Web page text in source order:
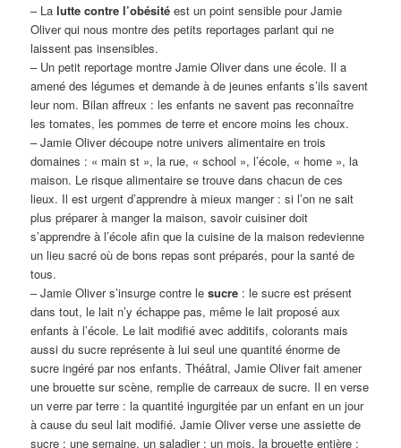
– Lalutte contre l’obésité est un point sensible pour Jamie
Oliver qui nous montre des petits reportages parlant qui ne
laissent pas insensibles.
– Un petit reportage montre Jamie Oliver dans une école. Il a
amené des légumes et demande à de jeunes enfants s’ils savent
leur nom. Bilan affreux : les enfants ne savent pas reconnaître
les tomates, les pommes de terre et encore moins les choux.
– Jamie Oliver découpe notre univers alimentaire en trois
domaines : « main st », la rue, « school », l’école, « home », la
maison. Le risque alimentaire se trouve dans chacun de ces
lieux. Il est urgent d’apprendre à mieux manger : si l’on ne sait
plus préparer à manger la maison, savoir cuisiner doit
s’apprendre à l’école afin que la cuisine de la maison redevienne
un lieu sacré où de bons repas sont préparés, pour la santé de
tous.
– Jamie Oliver s’insurge contre lesucre : le sucre est présent
dans tout, le lait n’y échappe pas, même le lait proposé aux
enfants à l’école. Le lait modifié avec additifs, colorants mais
aussi du sucre représente à lui seul une quantité énorme de
sucre ingéré par nos enfants. Théâtral, Jamie Oliver fait amener
une brouette sur scène, remplie de carreaux de sucre. Il en verse
un verre par terre : la quantité ingurgitée par un enfant en un jour
à cause du seul lait modifié. Jamie Oliver verse une assiette de
sucre : une semaine, un saladier : un mois, la brouette entière :